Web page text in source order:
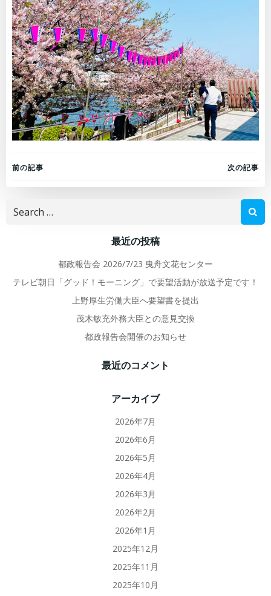
Post
navigation
前の記事
navigation
次の記事
Search
最近の投稿
都政報告会 2026/7/23 曳舟文花センター
テレビ朝日「グッド！モーニング」で要望活動が放送予定です！
上野厚生労働大臣へ要望書を提出
茂木敏充外務大臣との意見交換
都政報告会開催のお知らせ
最近のコメント
アーカイブ
2026年7月
2026年6月
2026年5月
2026年4月
2026年3月
2026年2月
2026年1月
2025年12月
2025年11月
2025年10月